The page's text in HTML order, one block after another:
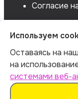
Согласие
Используем
Оставаясь на
на
системами веб-